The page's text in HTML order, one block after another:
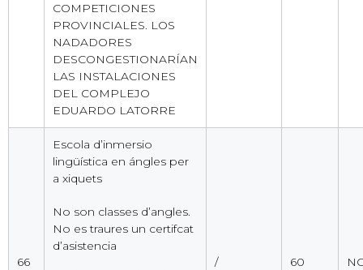
COMPETICIONES
PROVINCIALES. LOS
NADADORES
DESCONGESTIONARÍAN
LAS INSTALACIONES
DEL COMPLEJO
EDUARDO LATORRE
66
Escola d’inmersio
lingüística en ángles per
a xiquets
No son classes d’angles.
No es traures un certifcat
d’asistencia
/ 60